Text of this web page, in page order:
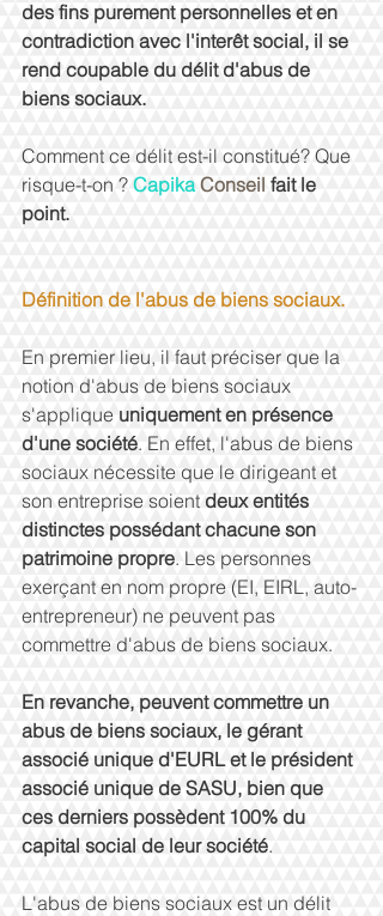
des fins purement personnelles et en
contradiction avec l'interêt social, il se
rend coupable du délit d'abus de
biens sociaux.
Comment ce délit est-il constitué? Que
risque-t-on ? Capika Conseil fait le
point.
Définition de l'abus de biens sociaux.
En premier lieu, il faut préciser que la
notion d'abus de biens sociaux
s'applique uniquement en présence
d'une société. En effet, l'abus de biens
sociaux nécessite que le dirigeant et
son entreprise soient deux entités
distinctes possédant chacune son
patrimoine propre. Les personnes
exerçant en nom propre (EI, EIRL, auto-
entrepreneur) ne peuvent pas
commettre d'abus de biens sociaux.
En revanche, peuvent commettre un
abus de biens sociaux, le gérant
associé unique d'EURL et le président
associé unique de SASU, bien que
ces derniers possèdent 100% du
capital social de leur société.
L'abus de biens sociaux est un délit